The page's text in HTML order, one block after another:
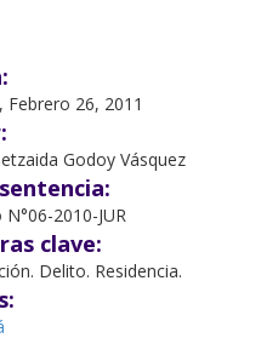
Febrero 26, 2011
Godoy Vásquez
2010-JUR
clave:
Delito. Residencia.